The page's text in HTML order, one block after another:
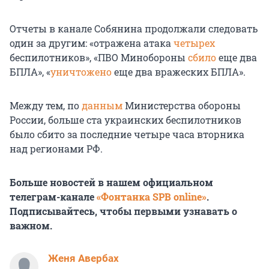
Отчеты в канале Собянина продолжали следовать
один за другим: «отражена атака четырех
беспилотников», «ПВО Минобороны сбилоеще два
БПЛА», «уничтоженоеще два вражеских БПЛА».
Между тем, поданнымМинистерства обороны
России, больше ста украинских беспилотников
было сбито за последние четыре часа вторника
над регионами РФ.
Больше новостей в нашем официальном
телеграм-канале«Фонтанка SPB online».
Подписывайтесь, чтобы первыми узнавать о
важном.
Женя Авербах